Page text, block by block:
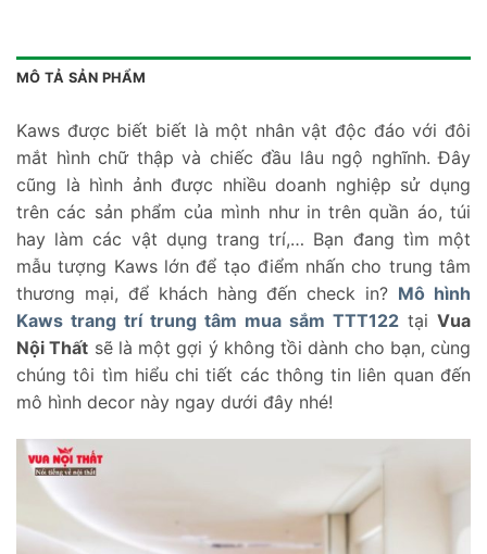
MÔ TẢ SẢN PHẨM
Kaws được biết biết là một nhân vật độc đáo với đôi
mắt hình chữ thập và chiếc đầu lâu ngộ nghĩnh. Đây
cũng là hình ảnh được nhiều doanh nghiệp sử dụng
trên các sản phẩm của mình như in trên quần áo, túi
hay làm các vật dụng trang trí,… Bạn đang tìm một
mẫu tượng Kaws lớn để tạo điểm nhấn cho trung tâm
thương mại, để khách hàng đến check in? Mô hình
Kaws trang trí trung tâm mua sắm TTT122 tại Vua
Nội Thất sẽ là một gợi ý không tồi dành cho bạn, cùng
chúng tôi tìm hiểu chi tiết các thông tin liên quan đến
mô hình decor này ngay dưới đây nhé!